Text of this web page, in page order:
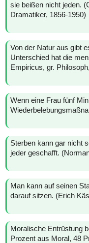
sie beißen nicht jeden.
Dramatiker, 1856-1950)
Von der Natur aus gibt
Unterschied hat die
Empiricus, gr.
Wenn eine Frau fünf
Sterben kann gar nicht
jeder geschafft.
Man kann auf seinen
darauf sitzen. (Erich
Moralische Entrüstung
Prozent aus Moral, 48